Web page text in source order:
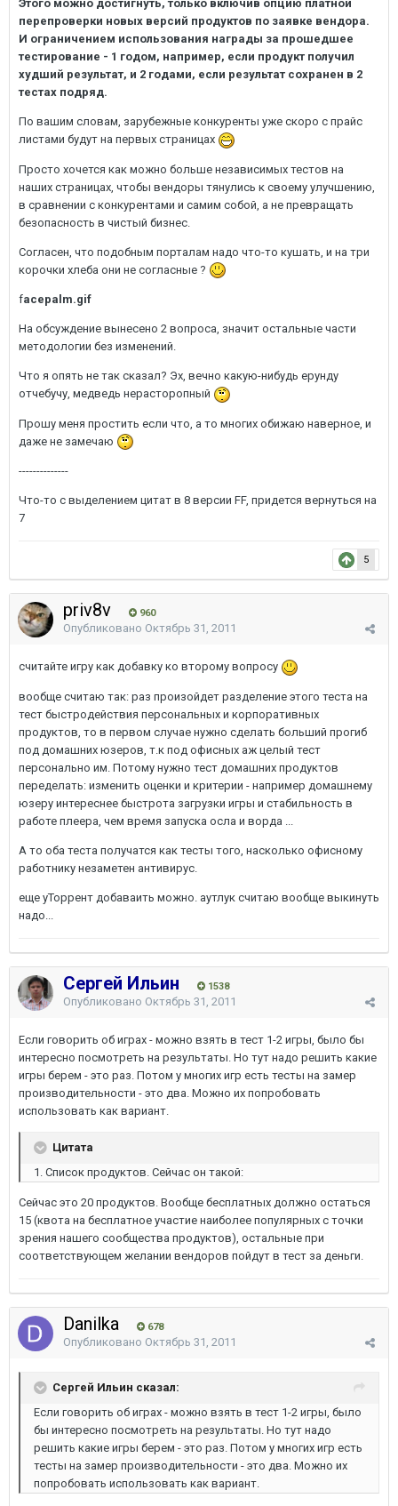
Этого можно достигнуть, только включив опцию платной
перепроверки новых версий продуктов по заявке вендора.
И ограничением использования награды за прошедшее
тестирование - 1 годом, например, если продукт получил
худший результат, и 2 годами, если результат сохранен в 2
тестах подряд.
По вашим словам, зарубежные конкуренты уже скоро с прайс
листами будут на первых страницах
Просто хочется как можно больше независимых тестов на
наших страницах, чтобы вендоры тянулись к своему улучшению,
в сравнении с конкурентами и самим собой, а не превращать
безопасность в чистый бизнес.
Согласен, что подобным порталам надо что-то кушать, и на три
корочки хлеба они не согласные ?
facepalm.gif
На обсуждение вынесено 2 вопроса, значит остальные части
методологии без изменений.
Что я опять не так сказал? Эх, вечно какую-нибудь ерунду
отчебучу, медведь нерасторопный
Прошу меня простить если что, а то многих обижаю наверное, и
даже не замечаю
--------------
Что-то с выделением цитат в 8 версии FF, придется вернуться на
7
5
priv8v 960
Опубликовано Октябрь 31, 2011
считайте игру как добавку ко второму вопросу
вообще считаю так: раз произойдет разделение этого теста на
тест быстродействия персональных и корпоративных
продуктов, то в первом случае нужно сделать больший прогиб
под домашних юзеров, т.к под офисных аж целый тест
персонально им. Потому нужно тест домашних продуктов
переделать: изменить оценки и критерии - например домашнему
юзеру интереснее быстрота загрузки игры и стабильность в
работе плеера, чем время запуска осла и ворда ...
А то оба теста получатся как тесты того, насколько офисному
работнику незаметен антивирус.
еще уТоррент добаваить можно. аутлук считаю вообще выкинуть
надо...
Сергей Ильин 1538
Опубликовано Октябрь 31, 2011
Если говорить об играх - можно взять в тест 1-2 игры, было бы
интересно посмотреть на результаты. Но тут надо решить какие
игры берем - это раз. Потом у многих игр есть тесты на замер
производительности - это два. Можно их попробовать
использовать как вариант.
Цитата
1. Список продуктов. Сейчас он такой:
Сейчас это 20 продуктов. Вообще бесплатных должно остаться
15 (квота на бесплатное участие наиболее популярных с точки
зрения нашего сообщества продуктов), остальные при
соответствующем желании вендоров пойдут в тест за деньги.
Danilka 678
Опубликовано Октябрь 31, 2011
Сергей Ильин сказал:
Если говорить об играх - можно взять в тест 1-2 игры, было
бы интересно посмотреть на результаты. Но тут надо
решить какие игры берем - это раз. Потом у многих игр есть
тесты на замер производительности - это два. Можно их
попробовать использовать как вариант.